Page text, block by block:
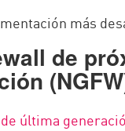
más
de
última